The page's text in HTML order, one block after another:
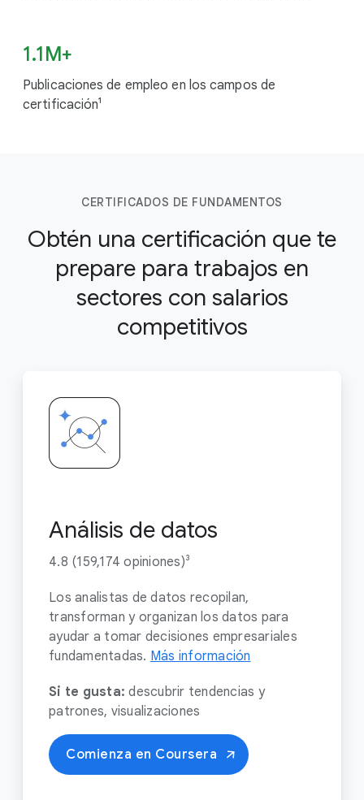
1.1M+
Publicaciones de empleo en los campos de
certificación¹
CERTIFICADOS DE FUNDAMENTOS
Obtén una certificación que te
prepare para trabajos en
sectores con salarios
competitivos
Análisis de datos
4.8 (159,174 opiniones)³
Los analistas de datos recopilan,
transforman y organizan los datos para
ayudar a tomar decisiones empresariales
fundamentadas. Más información
Si te gusta: descubrir tendencias y
patrones, visualizaciones
Comienza en Coursera